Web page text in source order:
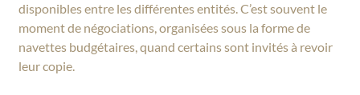
disponibles entre les différentes entités. C’est souvent le
moment de négociations, organisées sous la forme de
navettes budgétaires, quand certains sont invités à revoir
leur copie.